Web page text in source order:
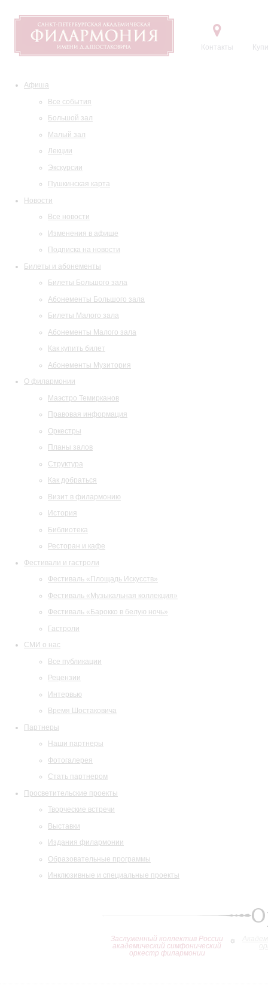
Контакты
Афиша
Все события
Большой зал
Малый зал
Лекции
Экскурсии
Пушкинская карта
Новости
Все новости
Изменения в афише
Подписка на новости
Билеты и абонементы
Билеты Большого зала
Абонементы Большого зала
Билеты Малого зала
Абонементы Малого зала
Как купить билет
Абонементы Музитория
О филармонии
Маэстро Темирканов
Правовая информация
Оркестры
Планы залов
Структура
Как добраться
Визит в филармонию
История
Библиотека
Ресторан и кафе
Фестивали и гастроли
Фестиваль «Площадь Искусств»
Фестиваль «Музыкальная коллекция»
Фестиваль «Барокко в белую ночь»
Гастроли
СМИ о нас
Все публикации
Рецензии
Интервью
Время Шостаковича
Партнеры
Наши партнеры
Фотогалерея
Стать партнером
Просветительские проекты
Творческие встречи
Выставки
Издания филармонии
Образовательные программы
Инклюзивные и специальные проекты
Заслуженный коллектив России
академический симфонический
оркестр филармонии